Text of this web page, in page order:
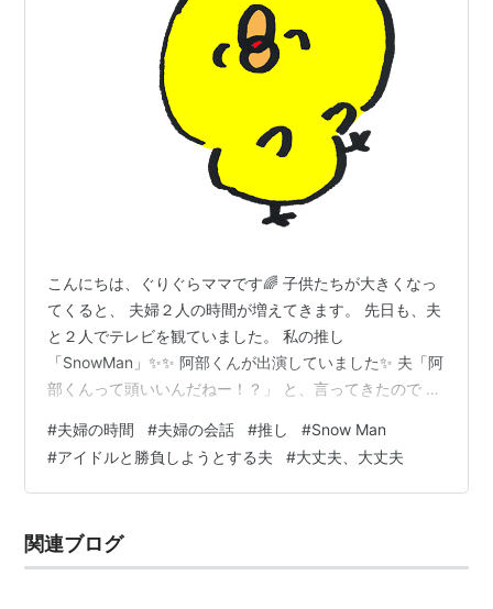
こんにちは、ぐりぐらママです🌈 子供たちが大きくなっ
てくると、 夫婦２人の時間が増えてきます。 先日も、夫
と２人でテレビを観ていました。 私の推し
「SnowMan」✨✨ 阿部くんが出演していました✨ 夫「阿
部くんって頭いいんだねー！？」 と、言ってきたので 私
もあるんだよ。」 とざっくり教えてあげました☺️ 夫「へ
ぇ〜！すごいな！ 歌えて、踊れて、顔もかっこよくて、
頭もいいのかー！」 と、言うので そうなのよ、そうなの
ってるんだよ！ 下積みが長いから いろいろなことも経験
していそうだし、 …
#夫婦の時間 #夫婦の会話 #推し #Snow Man
#アイドルと勝負しようとする夫 #大丈夫、大丈夫
関連ブログ